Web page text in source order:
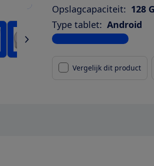
Opslagcapaciteit: 128
Type tablet: Android
Bekijk alle specificaties
Vergelijk dit product